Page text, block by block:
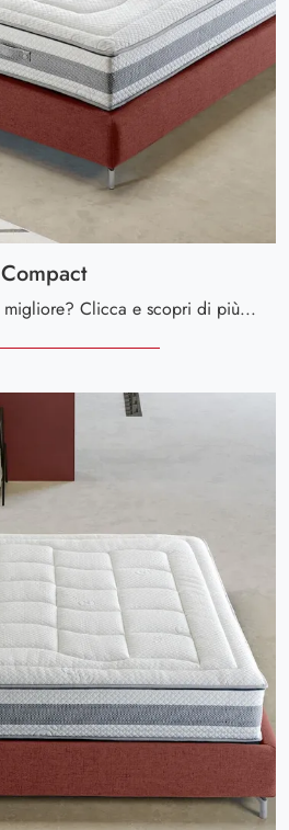
Compact
Vuoi garantirti il riposo migliore? Clicca e scopri di più sul materasso Compact tra i modelli a molle matrimoniali di Altaflex!